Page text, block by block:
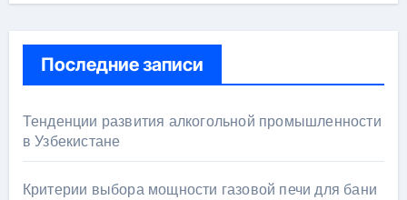
Последние записи
Тенденции развития алкогольной промышленности
в Узбекистане
Критерии выбора мощности газовой печи для бани